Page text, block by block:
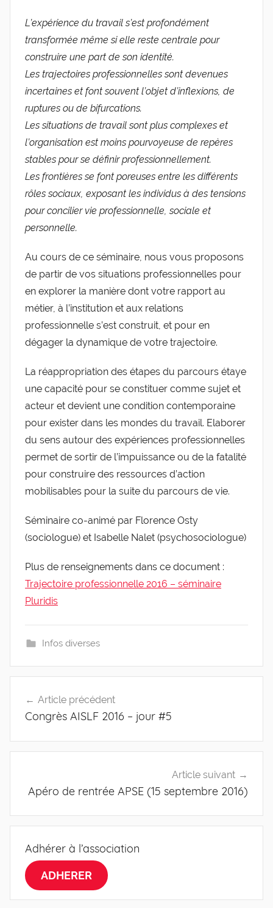
L’expérience du travail s’est profondément
transformée même si elle reste centrale pour
construire une part de son identité.
Les trajectoires professionnelles sont devenues
incertaines et font souvent l’objet d’inflexions, de
ruptures ou de bifurcations.
Les situations de travail sont plus complexes et
l’organisation est moins pourvoyeuse de repères
stables pour se définir professionnellement.
Les frontières se font poreuses entre les différents
rôles sociaux, exposant les individus à des tensions
pour concilier vie professionnelle, sociale et
personnelle.
Au cours de ce séminaire, nous vous proposons
de partir de vos situations professionnelles pour
en explorer la manière dont votre rapport au
métier, à l’institution et aux relations
professionnelle s’est construit, et pour en
dégager la dynamique de votre trajectoire.
La réappropriation des étapes du parcours étaye
une capacité pour se constituer comme sujet et
acteur et devient une condition contemporaine
pour exister dans les mondes du travail. Elaborer
du sens autour des expériences professionnelles
permet de sortir de l’impuissance ou de la fatalité
pour construire des ressources d’action
mobilisables pour la suite du parcours de vie.
Séminaire co-animé par Florence Osty
(sociologue) et Isabelle Nalet (psychosociologue)
Plus de renseignements dans ce document :
Trajectoire professionnelle 2016 – séminaire
Pluridis
Infos diverses
de
Article précédent
Congrès AISLF 2016 – jour #5
Article suivant
Apéro de rentrée APSE (15 septembre 2016)
Adhérer à l’association
ADHERER